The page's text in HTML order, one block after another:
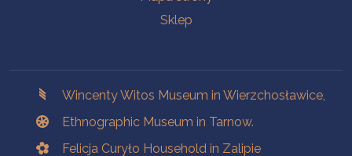
Sklep
Wincenty Witos Museum in Wierzchosławice,
Ethnographic Museum in Tarnow.
Felicja Curyło Household in Zalipie